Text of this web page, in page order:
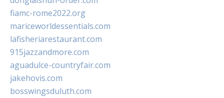
fiamc-rome2022.org
mariceworldessentials.com
lafisheriarestaurant.com
915jazzandmore.com
aguadulce-countryfair.com
jakehovis.com
bosswingsduluth.com